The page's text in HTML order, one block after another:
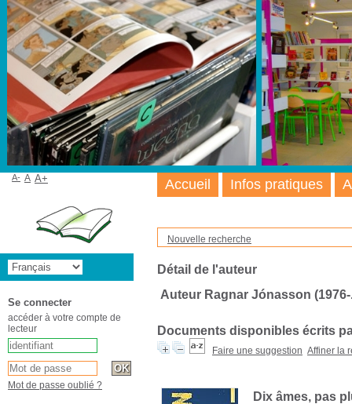
Nouvelle recherche
Détail de l'auteur
Auteur Ragnar Jónasson (1976-
Documents disponibles écrits
Faire une suggestion Affiner la
Dix âmes, pas
Accueil Infos pratiques
A- A A+
Se connecter
accéder à votre compte de
lecteur
Mot de passe oublié ?